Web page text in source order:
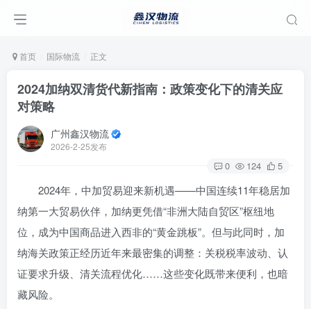
首页 国际物流 正文
2024加纳双清货代新指南：政策变化下的清关应
对策略
广州鑫汉物流
2026-2-25发布
0 124 5
2024年，中加贸易迎来新机遇——中国连续11年稳居加
纳第一大贸易伙伴，加纳更凭借“非洲大陆自贸区”枢纽地
位，成为中国商品进入西非的“黄金跳板”。但与此同时，加
纳海关政策正经历近年来最密集的调整：关税税率波动、认
证要求升级、清关流程优化……这些变化既带来便利，也暗
藏风险。